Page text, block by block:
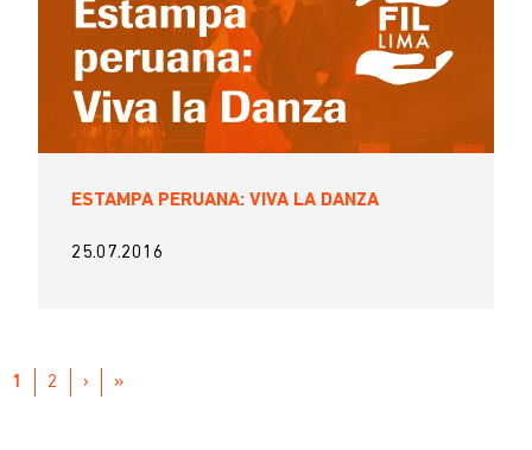
ESTAMPA PERUANA: VIVA LA DANZA
25.07.2016
Paginación
PÁGINA
1 PAGE
2
SIGUIENTE
›
ÚLTIMA
»